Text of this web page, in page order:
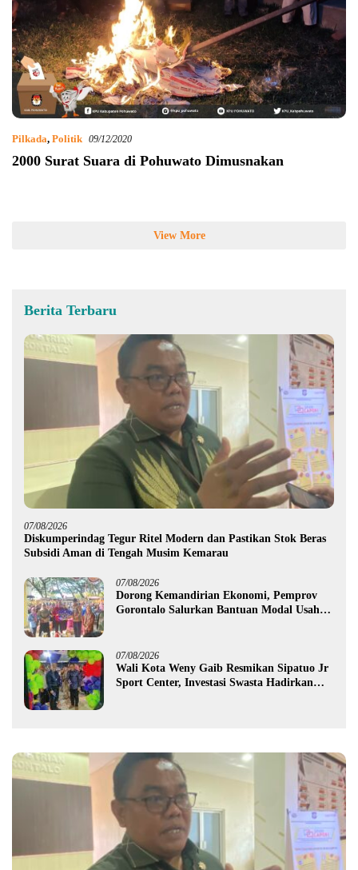
Pilkada, Politik 09/12/2020
2000 Surat Suara di Pohuwato Dimusnakan
View More
Berita Terbaru
07/08/2026
Diskumperindag Tegur Ritel Modern dan Pastikan Stok Beras
Subsidi Aman di Tengah Musim Kemarau
07/08/2026
Dorong Kemandirian Ekonomi, Pemprov
Gorontalo Salurkan Bantuan Modal Usaha
07/08/2026
Wali Kota Weny Gaib Resmikan Sipatuo Jr
Sport Center, Investasi Swasta Hadirkan